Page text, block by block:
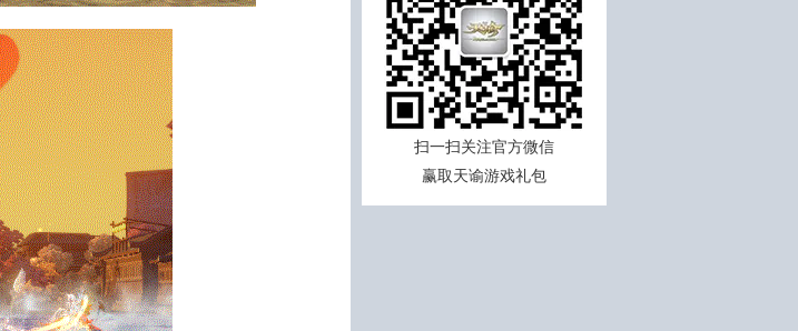
扫一扫关注官方微信
赢取天谕游戏礼包